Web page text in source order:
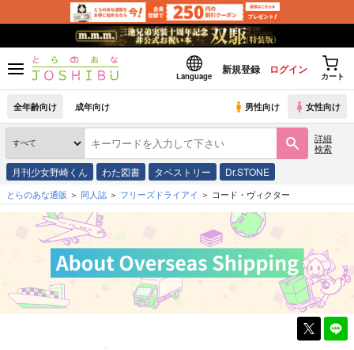
Language
新規登録 ログイン
カート
全年齢向け 成年向け 男性向け 女性向け
詳細
検索
月刊少女野崎くん わた図書 タペストリー Dr.STONE
とらのあな通販 同人誌 フリーズドライアイ コード・ヴィクター